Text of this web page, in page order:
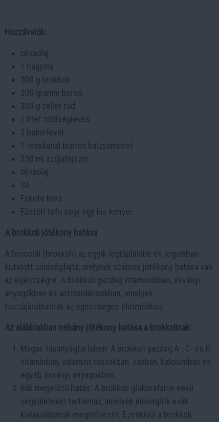
Hozzávalók:
olivaolaj
1 hagyma
500 g brokkoli
200 gramm borsó
300 g zeller rúd
1 liter zöldségleves
3 babérlevél
1 teáskanál bianco balzsamecet
250 ml szójatejszín
olivaolaj
Só
Fekete bors
Füstölt tofu vagy egy kis kenyér
A brokkoli jótékony hatása
A broccoli (brokkoli) az egyik legtáplálóbb és legjobban
kutatott zöldségfajta, melynek számos jótékony hatása van
az egészségre. A brokkoli gazdag vitaminokban, ásványi
anyagokban és antioxidánsokban, amelyek
hozzájárulhatnak az egészséges életmódhoz.
Az alábbiakban néhány jótékony hatása a brokkolinak:
Magas tápanyagtartalom: A brokkoli gazdag A-, C- és K-
vitaminban, valamint rostokban, vasban, kalciumban és
egyéb ásványi anyagokban.
Rák megelőző hatás: A brokkoli glükorafanin nevű
vegyületeket tartalmaz, amelyek elősegítik a rák
kialakulásának megelőzését. Ezenkívül a brokkoli